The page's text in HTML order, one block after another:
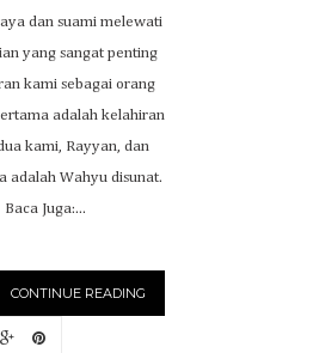
dan suami melewati
yang sangat penting
kami sebagai orang
adalah kelahiran
kami, Rayyan, dan
adalah Wahyu disunat.
Baca Juga:...
CONTINUE READING